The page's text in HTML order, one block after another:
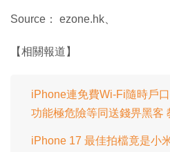
Source： ezone.hk、
【相關報道】
iPhone連免費Wi-Fi隨時戶
功能極危險等同送錢畀黑客
iPhone 17 最佳拍檔竟是小